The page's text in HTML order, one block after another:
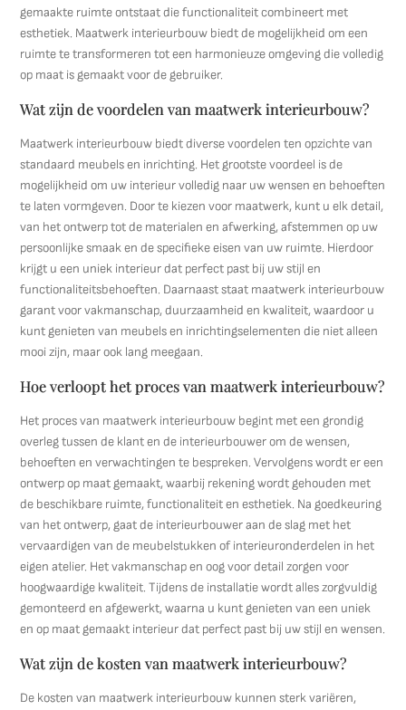
gemaakte ruimte ontstaat die functionaliteit combineert met
esthetiek. Maatwerk interieurbouw biedt de mogelijkheid om een
ruimte te transformeren tot een harmonieuze omgeving die volledig
op maat is gemaakt voor de gebruiker.
Wat zijn de voordelen van maatwerk interieurbouw?
Maatwerk interieurbouw biedt diverse voordelen ten opzichte van
standaard meubels en inrichting. Het grootste voordeel is de
mogelijkheid om uw interieur volledig naar uw wensen en behoeften
te laten vormgeven. Door te kiezen voor maatwerk, kunt u elk detail,
van het ontwerp tot de materialen en afwerking, afstemmen op uw
persoonlijke smaak en de specifieke eisen van uw ruimte. Hierdoor
krijgt u een uniek interieur dat perfect past bij uw stijl en
functionaliteitsbehoeften. Daarnaast staat maatwerk interieurbouw
garant voor vakmanschap, duurzaamheid en kwaliteit, waardoor u
kunt genieten van meubels en inrichtingselementen die niet alleen
mooi zijn, maar ook lang meegaan.
Hoe verloopt het proces van maatwerk interieurbouw?
Het proces van maatwerk interieurbouw begint met een grondig
overleg tussen de klant en de interieurbouwer om de wensen,
behoeften en verwachtingen te bespreken. Vervolgens wordt er een
ontwerp op maat gemaakt, waarbij rekening wordt gehouden met
de beschikbare ruimte, functionaliteit en esthetiek. Na goedkeuring
van het ontwerp, gaat de interieurbouwer aan de slag met het
vervaardigen van de meubelstukken of interieuronderdelen in het
eigen atelier. Het vakmanschap en oog voor detail zorgen voor
hoogwaardige kwaliteit. Tijdens de installatie wordt alles zorgvuldig
gemonteerd en afgewerkt, waarna u kunt genieten van een uniek
en op maat gemaakt interieur dat perfect past bij uw stijl en wensen.
Wat zijn de kosten van maatwerk interieurbouw?
De kosten van maatwerk interieurbouw kunnen sterk variëren,